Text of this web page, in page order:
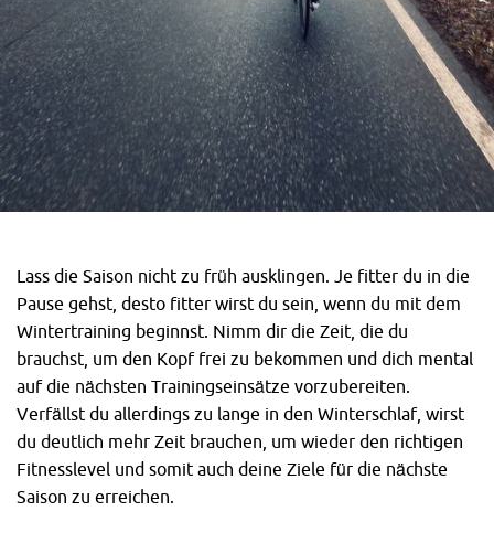
Lass die Saison nicht zu früh ausklingen. Je fitter du in die
Pause gehst, desto fitter wirst du sein, wenn du mit dem
Wintertraining beginnst. Nimm dir die Zeit, die du
brauchst, um den Kopf frei zu bekommen und dich mental
auf die nächsten Trainingseinsätze vorzubereiten.
Verfällst du allerdings zu lange in den Winterschlaf, wirst
du deutlich mehr Zeit brauchen, um wieder den richtigen
Fitnesslevel und somit auch deine Ziele für die nächste
Saison zu erreichen.